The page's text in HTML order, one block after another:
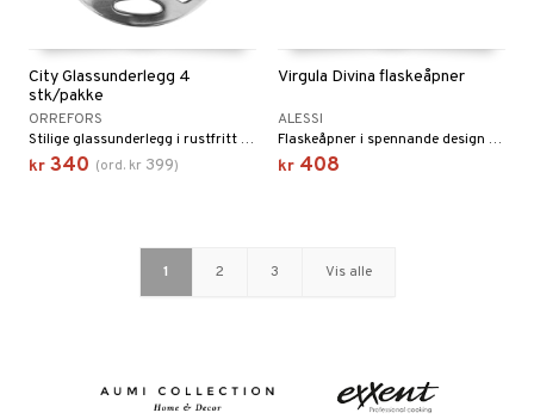
City Glassunderlegg 4
stk/pakke
ORREFORS
Stilige glassunderlegg i rustfritt stål.
kr 340 (ord. kr 399)
Virgula Divina flaskeåpner
ALESSI
Flaskeåpner i spennande design fra Alessi.
kr 408
1 2 3 Vis alle